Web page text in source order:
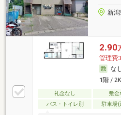
新
2.90
管理費
な
1階 /
礼金なし 敷金
バス・トイレ別
駐車場(